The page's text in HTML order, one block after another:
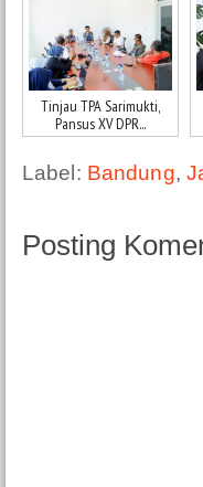
Tinjau TPA Sarimukti,
Pansus XV DPR...
Label: Bandung,
Posting